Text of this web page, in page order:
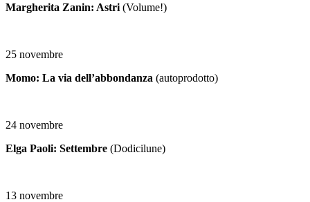
Margherita Zanin: Astri (Volume!)
25 novembre
Momo: La via dell’abbondanza (autoprodotto)
24 novembre
Elga Paoli: Settembre (Dodicilune)
13 novembre